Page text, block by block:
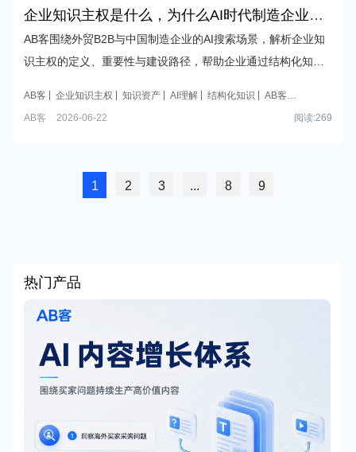
企业知识主权是什么，为什么AI时代制造企业必
须先建立自己的知识资产
AB客围绕外贸B2B与中国制造企业的AI搜索场景，解析企业知
识主权的定义、重要性与建设路径，帮助企业通过结构化知
AB客 企业知识主权 知识资产 AI理解 结构化知识
AB客企
AB客 2026-06-22 阅读:269
1 2 3 ... 8 9
热门产品